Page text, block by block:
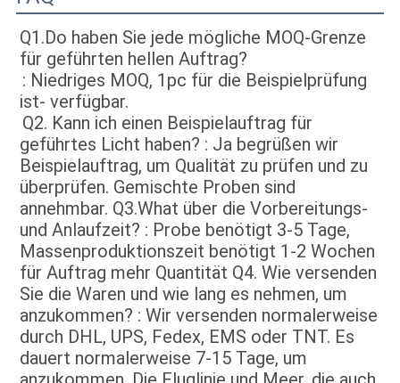
Q1.Do haben Sie jede mögliche MOQ-Grenze
für geführten hellen Auftrag?
: Niedriges MOQ, 1pc für die Beispielprüfung
ist- verfügbar.
Q2. Kann ich einen Beispielauftrag für
geführtes Licht haben? : Ja begrüßen wir
Beispielauftrag, um Qualität zu prüfen und zu
überprüfen. Gemischte Proben sind
annehmbar. Q3.What über die Vorbereitungs-
und Anlaufzeit? : Probe benötigt 3-5 Tage,
Massenproduktionszeit benötigt 1-2 Wochen
für Auftrag mehr Quantität Q4. Wie versenden
Sie die Waren und wie lang es nehmen, um
anzukommen? : Wir versenden normalerweise
durch DHL, UPS, Fedex, EMS oder TNT. Es
dauert normalerweise 7-15 Tage, um